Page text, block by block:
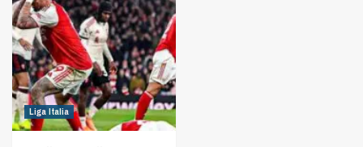
Liga Italia